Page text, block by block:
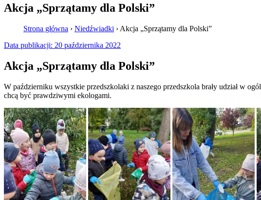
Akcja „Sprzątamy dla Polski”
Strona główna › Niedźwiadki › Akcja „Sprzątamy dla Polski”
Data publikacji: 20 października 2022
Akcja „Sprzątamy dla Polski”
W październiku wszystkie przedszkolaki z naszego przedszkola brały udział w
chcą być prawdziwymi ekologami.